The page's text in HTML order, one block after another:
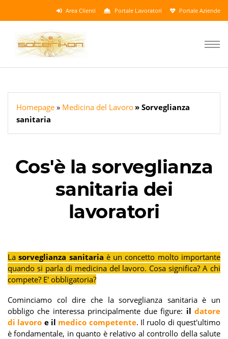
Area Clienti Portale Lavoratori Portale Aziende
Homepage Medicina del Lavoro
Sorveglianza
sanitaria
Cos'è la sorveglianza
sanitaria dei
lavoratori
Lasorveglianza sanitaria è un concetto molto importante
quando si parla di medicina del lavoro. Cosa significa? A chi
compete? E' obbligatoria?
Cominciamo col dire che la sorveglianza sanitaria è un
obbligo che interessa principalmente due figure: ildatore
di lavoro e il medico competente. Il ruolo di quest'ultimo
è fondamentale, in quanto è relativo al controllo della salute